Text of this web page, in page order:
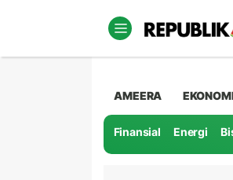
AMEERA
Finansial Energi